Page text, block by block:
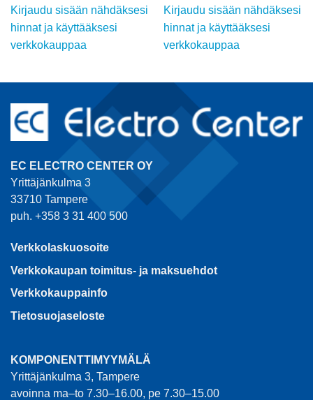
Kirjaudu sisään nähdäksesi
hinnat ja käyttääksesi
verkkokauppaa
Kirjaudu sisään nähdäksesi
hinnat ja käyttääksesi
verkkokauppaa
EC ELECTRO CENTER OY
Yrittäjänkulma 3
33710 Tampere
puh. +358 3 31 400 500
Verkkolaskuosoite
Verkkokaupan toimitus- ja maksuehdot
Verkkokauppainfo
Tietosuojaseloste
KOMPONENTTIMYYMÄLÄ
Yrittäjänkulma 3, Tampere
avoinna ma–to 7.30–16.00, pe 7.30–15.00